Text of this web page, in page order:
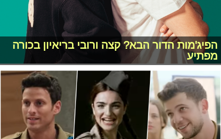
הפיג'מות הדור הבא? קצה ורובי בריאיון בכורה
מפתיע